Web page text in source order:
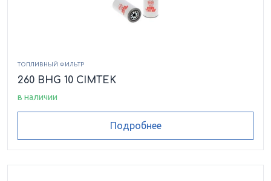
ТОПЛИВНЫЙ ФИЛЬТР
260 BHG 10 CIMTEK
в наличии
Подробнее